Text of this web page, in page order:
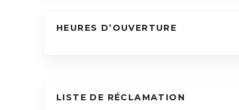
HEURES D’OUVERTURE
LISTE DE RÉCLAMATION